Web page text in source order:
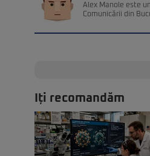
Alex Manole este
Comunicării din
Iți recomandăm